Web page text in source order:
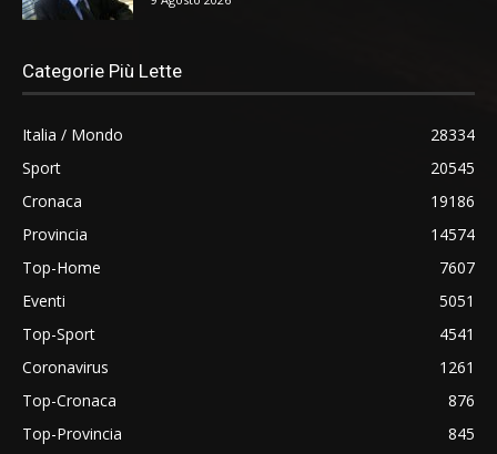
Categorie Più Lette
Italia / Mondo
28334
Sport
20545
Cronaca
19186
Provincia
14574
Top-Home
7607
Eventi
5051
Top-Sport
4541
Coronavirus
1261
Top-Cronaca
876
Top-Provincia
845